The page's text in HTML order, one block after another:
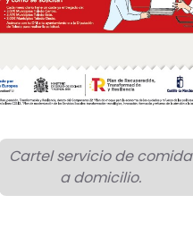
Cartel servicio de comida
a domicilio.